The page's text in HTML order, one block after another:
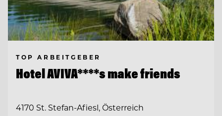
TOP ARBEITGEBER
Hotel AVIVA****s make friends
4170 St. Stefan-Afiesl, Österreich